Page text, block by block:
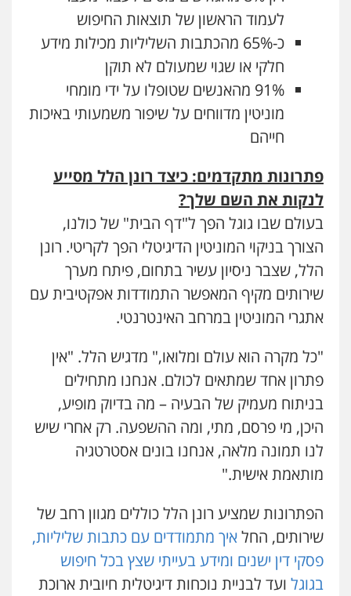
לעמוד הראשון של תוצאות החיפוש
כ-65% מהכתבות השליליות מכילות מידע
חלקי או שגוי שמעולם לא תוקן
91% מהאנשים שטופלו על ידי מומחי
מוניטין מדווחים על שיפור משמעותי באיכות
חייהם
פתרונות מתקדמים: כיצד רונן הלל מסייע
לנקות את השם שלך?
בעולם שבו גוגל הפך ל"דף הבית" של כולנו,
הצורך בניקוי המוניטין הדיגיטלי הפך לקריטי. רונן
הלל, שצבר ניסיון עשיר בתחום, פיתח מערך
שירותים מקיף המאפשר התמודדות אפקטיבית עם
אתגרי המוניטין במרחב האינטרנטי.
"כל מקרה הוא עולם ומלואו," מדגיש הלל. "אין
פתרון אחד שמתאים לכולם. אנחנו מתחילים
בניתוח מעמיק של הבעיה – מה בדיוק מופיע,
היכן, מי פרסם, מתי, ומה ההשפעה. רק אחרי שיש
לנו תמונה מלאה, אנחנו בונים אסטרטגיה
מותאמת אישית."
הפתרונות שמציע רונן הלל כוללים מגוון רחב של
שירותים, החלאיך מתמודדים עם כתבות שליליות,
פסקי דין ישנים ומידע בעייתי שצץ בכל חיפוש
בגוגל ועד לבניית נוכחות דיגיטלית חיובית ארוכת